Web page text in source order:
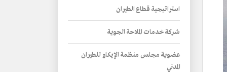
استراتيجية قطاع الطيران
شركة خدمات الملاحة الجوية
عضوية مجلس منظمة الإيكاو للطيران
المدني